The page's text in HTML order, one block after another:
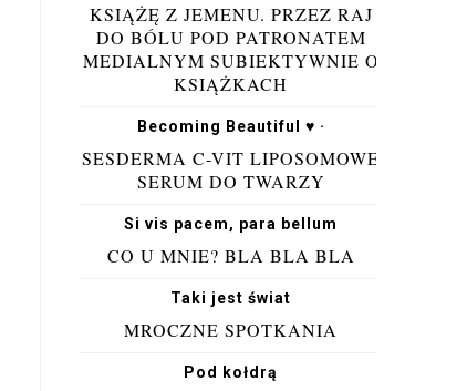
KSIĄŻĘ Z JEMENU. PRZEZ RAJ
DO BÓLU POD PATRONATEM
MEDIALNYM SUBIEKTYWNIE O
KSIĄŻKACH
Becoming Beautiful ♥ ·
SESDERMA C-VIT LIPOSOMOWE
SERUM DO TWARZY
Si vis pacem, para bellum
CO U MNIE? BLA BLA BLA
Taki jest świat
MROCZNE SPOTKANIA
Pod kołdrą